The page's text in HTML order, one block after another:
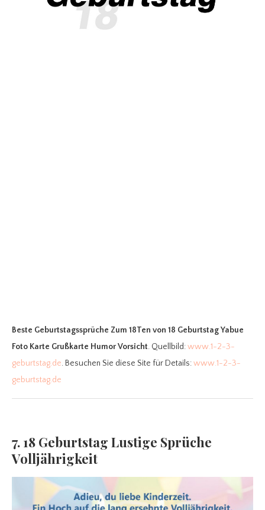
Beste Geburtstagssprüche Zum 18Ten von 18 Geburtstag Yabue
Foto Karte Grußkarte Humor Vorsicht. Quellbild:www.1-2-3-
geburtstag.de. Besuchen Sie diese Site für Details:www.1-2-3-
geburtstag.de
7. 18 Geburtstag Lustige Sprüche
Volljährigkeit